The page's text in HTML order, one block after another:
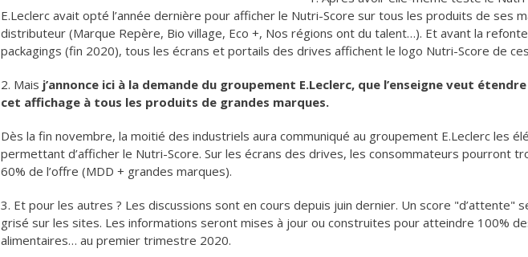
E.Leclerc avait opté l’année dernière pour afficher le Nutri-Score sur tous les produits de ses
distributeur (Marque Repère, Bio village, Eco +, Nos régions ont du talent…). Et avant la
packagings (fin 2020), tous les écrans et portails des drives affichent le logo Nutri-Score de
2. Mais j’annonce ici à la demande du groupement E.Leclerc, que l’enseigne veut étendre
cet affichage à tous les produits de grandes marques.
Dès la fin novembre, la moitié des industriels aura communiqué au groupement E.Leclerc les
permettant d’afficher le Nutri-Score. Sur les écrans des drives, les consommateurs pourront
60% de l’offre (MDD + grandes marques).
3. Et pour les autres ? Les discussions sont en cours depuis juin dernier. Un score "d’attente"
grisé sur les sites. Les informations seront mises à jour ou construites pour atteindre 100%
alimentaires… au premier trimestre 2020.